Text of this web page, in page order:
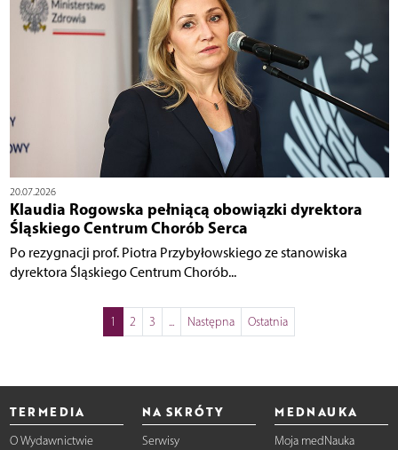
20.07.2026
Klaudia Rogowska pełniącą obowiązki dyrektora
Śląskiego Centrum Chorób Serca
Po rezygnacji prof. Piotra Przybyłowskiego ze stanowiska
dyrektora Śląskiego Centrum Chorób...
1 2 3 ... Następna Ostatnia
TERMEDIA
O Wydawnictwie
NA SKRÓTY
Serwisy
MEDNAUKA
Moja medNauka